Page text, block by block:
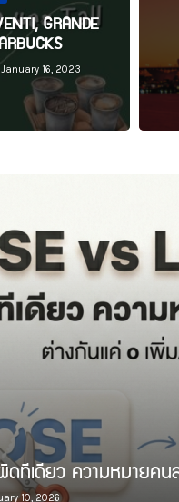
GRANDE
January 16, 2023
เดียว ความหมายคนล
10, 2026